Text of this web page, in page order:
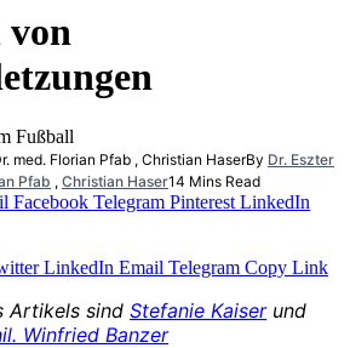
von
Fußball
By Dr. Eszter
Pfab , Christian Haser14 Mins Read
Facebook Telegram Pinterest LinkedIn
LinkedIn Email Telegram Copy Link
Artikels sind Stefanie Kaiserund
Winfried Banzer